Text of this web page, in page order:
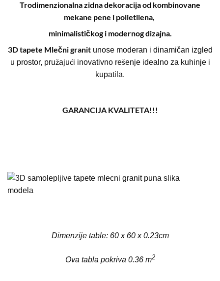
Trodimenzionalna zidna dekoracija od kombinovane
mekane pene i polietilena,
minimalističkog i modernog dizajna.
3D tapete Mlečni granitunose moderan i dinamičan izgled
u prostor, pružajući inovativno rešenje idealno za kuhinje i
kupatila.
GARANCIJA KVALITETA!!!
Dimenzije table: 60 x 60 x 0.23cm
Ova tabla pokriva 0.36 m2